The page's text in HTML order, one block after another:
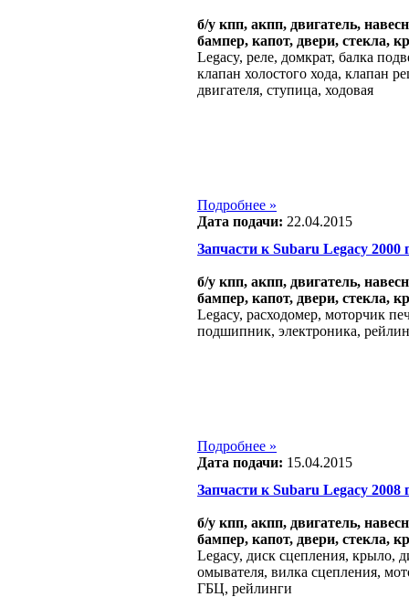
б/у кпп, акпп, двигатель,
бампер, капот, двери, стекла,
Legacy, реле, домкрат, балка
клапан холостого хода, клапан
двигателя, ступица, ходовая
Подробнее »
Дата подачи: 22.04.2015
Запчасти к Subaru Legacy 2000
б/у кпп, акпп, двигатель,
бампер, капот, двери, стекла,
Legacy, расходомер, моторчик
подшипник, электроника,
Подробнее »
Дата подачи: 15.04.2015
Запчасти к Subaru Legacy 2008
б/у кпп, акпп, двигатель,
бампер, капот, двери, стекла,
Legacy, диск сцепления, крыло,
омывателя, вилка сцепления,
ГБЦ, рейлинги